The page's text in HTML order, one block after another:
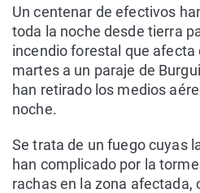
Un centenar de efectivos
toda la noche desde tierra
incendio forestal que afecta
martes a un paraje de
han retirado los medios
noche.
Se trata de un fuego cuyas
han complicado por la
rachas en la zona afectada,